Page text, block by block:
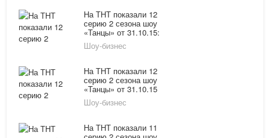
На ТНТ показали 12
серию 2 сезона шоу
«Танцы» от 31.10.15:
судьба участвников
зависит от СМС-
Шоу-бизнес
На ТНТ показали 12
серию 2 сезона шоу
«Танцы» от 31.10.15
Шоу-бизнес
На ТНТ показали 11